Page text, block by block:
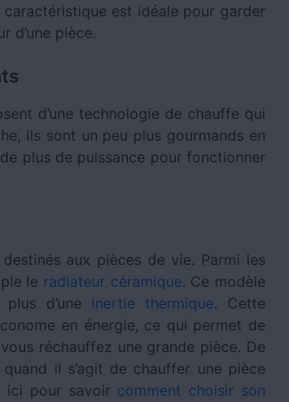
caractéristique est idéale pour garder
d’une pièce.
d’une technologie de chauffe qui
ils sont un peu plus gourmands en
plus de puissance pour fonctionner
aux pièces de vie. Parmi les
le radiateur céramique. Ce modèle
d’une inertie thermique. Cette
en énergie, ce qui permet de
réchauffez une grande pièce. De
il s’agit de chauffer une pièce
ici pour savoir comment choisir son